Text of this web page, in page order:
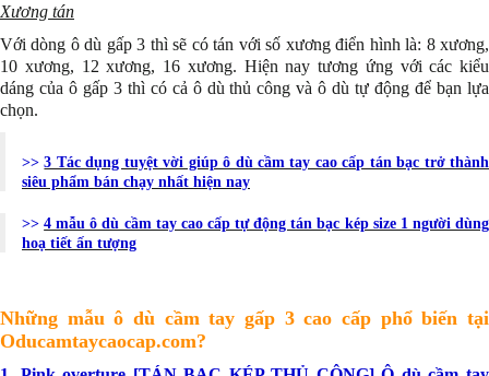
Xương tán
Với dòng ô dù gấp 3 thì sẽ có tán với số xương điển hình là: 8 xương,
10 xương, 12 xương, 16 xương. Hiện nay tương ứng với các kiểu
dáng của ô gấp 3 thì có cả ô dù thủ công và ô dù tự động để bạn lựa
chọn.
>>3 Tác dụng tuyệt vời giúp ô dù cầm tay cao cấp tán bạc trở thành
siêu phẩm bán chạy nhất hiện nay
>>4 mẫu ô dù cầm tay cao cấp tự động tán bạc kép size 1 người dùng
hoạ tiết ấn tượng
Những mẫu ô dù cầm tay gấp 3 cao cấp phổ biến tại
Oducamtaycaocap.com?